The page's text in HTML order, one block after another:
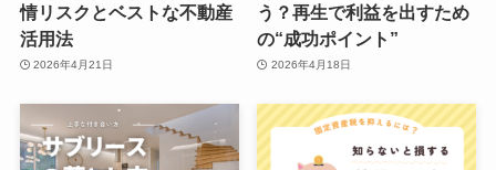
情リスクとベストな不動産
活用法
2026年4月21日
う？再生で利益を出すため
の“成功ポイント”
2026年4月18日